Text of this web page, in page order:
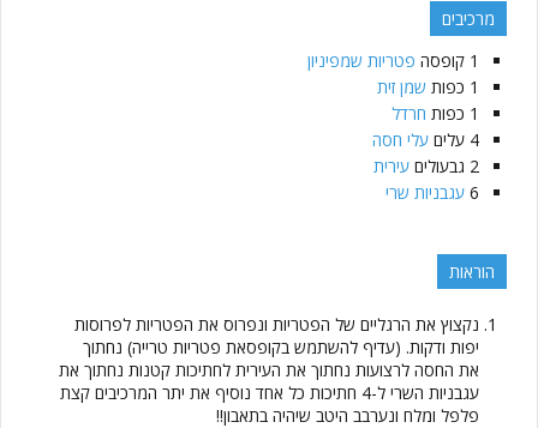
מרכיבים
1 קופסה פטריות שמפיניון
1 כפות שמן זית
1 כפות חרדל
4 עלים עלי חסה
2 גבעולים עירית
6 עגבניות שרי
הוראות
נקצוץ את הרגליים של הפטריות ונפרוס את הפטריות לפרוסות
יפות ודקות. (עדיף להשתמש בקופסאת פטריות טרייה) נחתוך
את החסה לרצועות נחתוך את העירית לחתיכות קטנות נחתוך את
עגבניות השרי ל-4 חתיכות כל אחד נוסיף את יתר המרכיבים קצת
פלפל ומלח ונערבב היטב שיהיה בתאבון!!